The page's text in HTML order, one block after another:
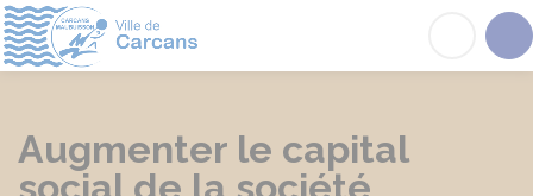
Augmenter le capital
social de la société